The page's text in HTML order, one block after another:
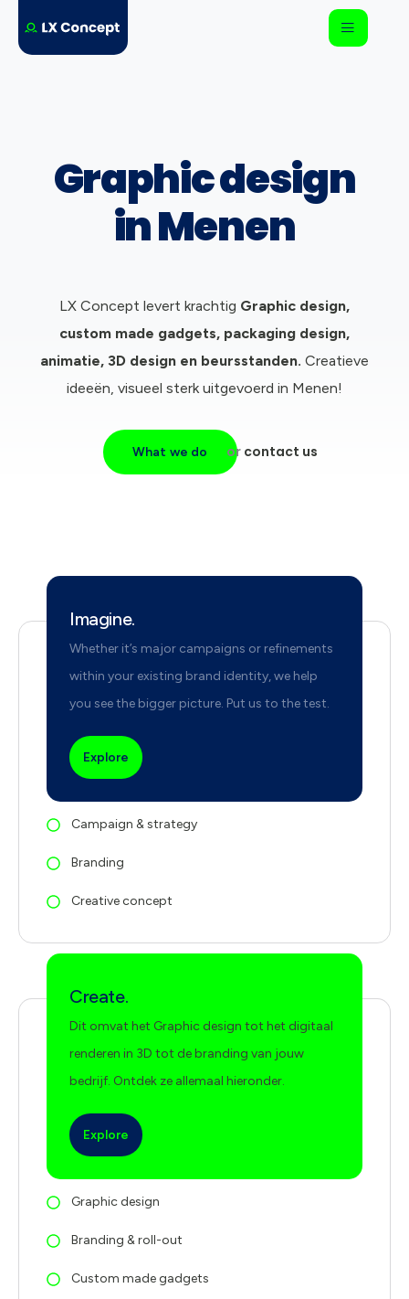
Graphic design
in Menen
LX Concept levert krachtig Graphic design,
custom made gadgets, packaging design,
animatie, 3D design en beursstanden. Creatieve
ideeën, visueel sterk uitgevoerd in Menen!
What we do or contact us
Imagine.
Whether it’s major campaigns or refinements
within your existing brand identity, we help
you see the bigger picture. Put us to the test.
Explore
Campaign & strategy
Branding
Creative concept
Create.
Dit omvat het Graphic design tot het digitaal
renderen in 3D tot de branding van jouw
bedrijf. Ontdek ze allemaal hieronder.
Explore
Graphic design
Branding & roll-out
Custom made gadgets